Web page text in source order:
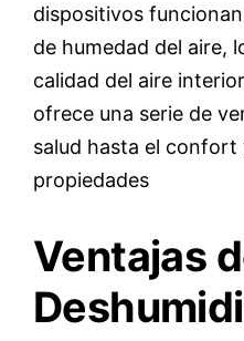
dispositivos
de humedad del aire,
calidad del aire
ofrece una serie de
salud hasta el confort
propiedades
Ventajas